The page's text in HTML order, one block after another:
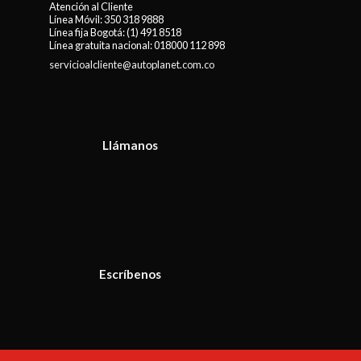
Atención al Cliente
Línea Móvil:350 318 9888
Línea fija Bogotá:(1) 491 8518
Línea gratuita nacional:018000 112 898
servicioalcliente@autoplanet.com.co
Llámanos
Escríbenos